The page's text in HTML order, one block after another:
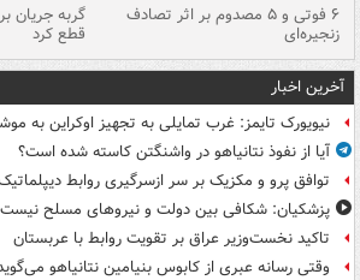
۶ فوتی و ۵ مصدوم بر اثر تصادف
زنجیره‌ای
گربه جریان
قطع کرد
آخرین اخبار
نیویورک تایمز: غرب تمایلی به تجهیز اوکراین به
آیا از نفوذ نتانیاهو در واشنگتن کاسته شده است؟
توافق پرو و مکزیک بر سر ازسرگیری روابط
پزشکیان: شکافی بین دولت و نیروهای مسلح نیست
تاکید نخست‌وزیر عراق بر تقویت روابط با عربستان
وقتی رسانه عبری از کابوس بنیامین نتانیاهو